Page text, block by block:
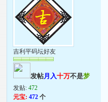
吉利平码坛好友
发帖月入十万不是梦
发贴:472
元宝: 472个